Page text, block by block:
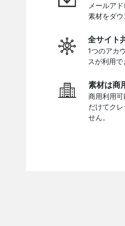
メールア
素材をダウ
全サイト
1つのアカ
スが利用で
素材は商
商用利用
だけてク
せん。